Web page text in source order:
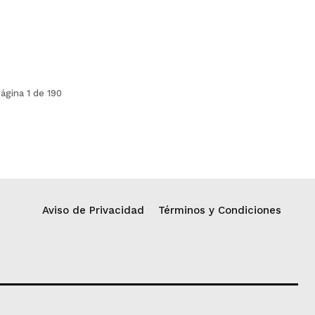
1 de 190
Aviso de Privacidad Términos y Condiciones